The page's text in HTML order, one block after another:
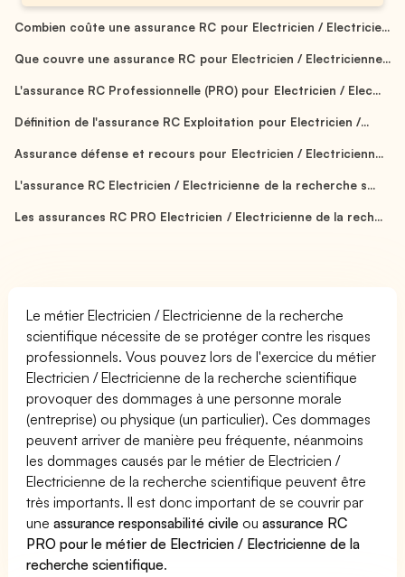
Combien coûte une assurance RC pour Electricien / Electricie...
Que couvre une assurance RC pour Electricien / Electricienne...
L'assurance RC Professionnelle (PRO) pour Electricien / Elec...
Définition de l'assurance RC Exploitation pour Electricien /...
Assurance défense et recours pour Electricien / Electricienn...
L'assurance RC Electricien / Electricienne de la recherche s...
Les assurances RC PRO Electricien / Electricienne de la rech...
Le métier Electricien / Electricienne de la recherche
scientifique nécessite de se protéger contre les risques
professionnels. Vous pouvez lors de l'exercice du métier
Electricien / Electricienne de la recherche scientifique
provoquer des dommages à une personne morale
(entreprise) ou physique (un particulier). Ces dommages
peuvent arriver de manière peu fréquente, néanmoins
les dommages causés par le métier de Electricien /
Electricienne de la recherche scientifique peuvent être
très importants. Il est donc important de se couvrir par
uneassurance responsabilité civile ouassurance RC
PRO pour le métier de Electricien / Electricienne de la
recherche scientifique.